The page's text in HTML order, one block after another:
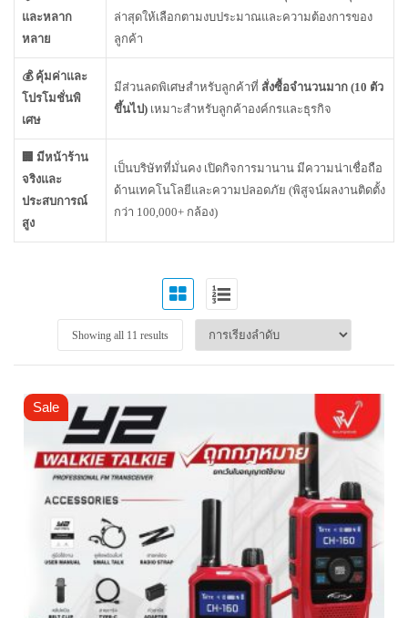
และหลาก
หลาย
ล่าสุดให้เลือกตามงบประมาณและความต้องการของ
ลูกค้า
💰 คุ้มค่าและ
โปรโมชั่นพิ
เศษ
มีส่วนลดพิเศษสำหรับลูกค้าที่ สั่งซื้อจำนวนมาก (10 ตัว
ขึ้นไป) เหมาะสำหรับลูกค้าองค์กรและธุรกิจ
🏢 มีหน้าร้าน
จริงและ
ประสบการณ์
สูง
เป็นบริษัทที่มั่นคง เปิดกิจการมานาน มีความน่าเชื่อถือ
ด้านเทคโนโลยีและความปลอดภัย (พิสูจน์ผลงานติดตั้ง
กว่า 100,000+ กล้อง)
Showing all 11 results
Sale